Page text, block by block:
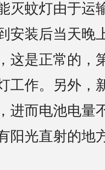
灭蚊灯由于运
安装后当天晚
这是正常的，
工作。另外，
进而电池电量
阳光直射的地